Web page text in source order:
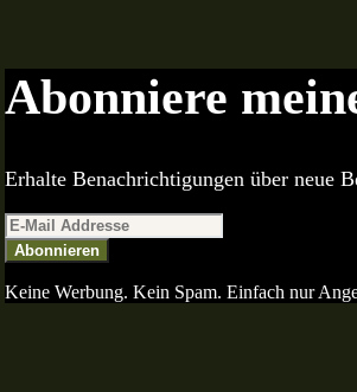
Abonniere
Erhalte Benachrichtigungen über neue
Abonnieren
Keine Werbung. Kein Spam. Einfach nur